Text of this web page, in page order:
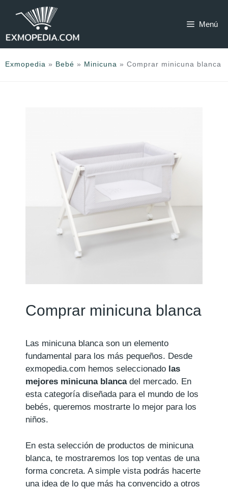
Menú
Exmopedia » Bebé » Minicuna » Comprar minicuna blanca
Comprar minicuna blanca
Las minicuna blanca son un elemento
fundamental para los más pequeños. Desde
exmopedia.com hemos seleccionado las
mejores minicuna blancadel mercado. En
esta categoría diseñada para el mundo de los
bebés, queremos mostrarte lo mejor para los
niños.
En esta selección de productos de minicuna
blanca, te mostraremos los top ventas de una
forma concreta. A simple vista podrás hacerte
una idea de lo que más ha convencido a otros